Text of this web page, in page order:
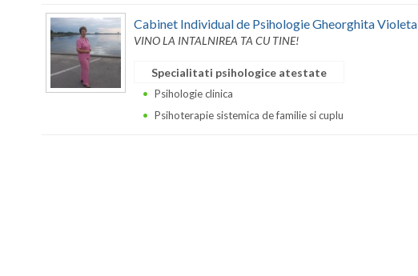
Cabinet Individual de Psihologie Gheorghita Violeta
VINO LA INTALNIREA TA CU TINE!
Specialitati psihologice atestate
Psihologie clinica
Psihoterapie sistemica de familie si cuplu